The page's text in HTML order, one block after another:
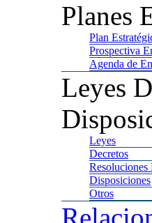
Planes
Plan
Prospectiva
Agenda de
Leyes
Leyes
Decretos
Resoluciones
Disposiciones
Otros